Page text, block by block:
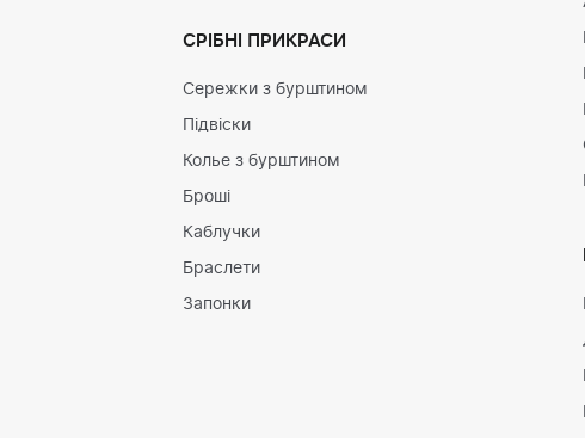
СРІБНІ ПРИКРАСИ
Сережки з бурштином
Підвіски
Колье з бурштином
Броші
Каблучки
Браслети
Запонки